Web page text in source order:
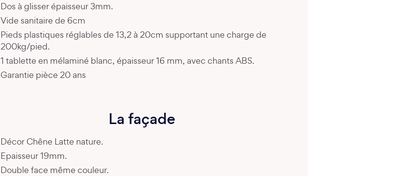
Dos à glisser épaisseur 3mm.
Vide sanitaire de 6cm
Pieds plastiques réglables de 13,2 à 20cm supportant une charge de
200kg/pied.
1 tablette en mélaminé blanc, épaisseur 16 mm, avec chants ABS.
Garantie pièce 20 ans
La façade
Décor Chêne Latte nature.
Epaisseur 19mm.
Double face même couleur.